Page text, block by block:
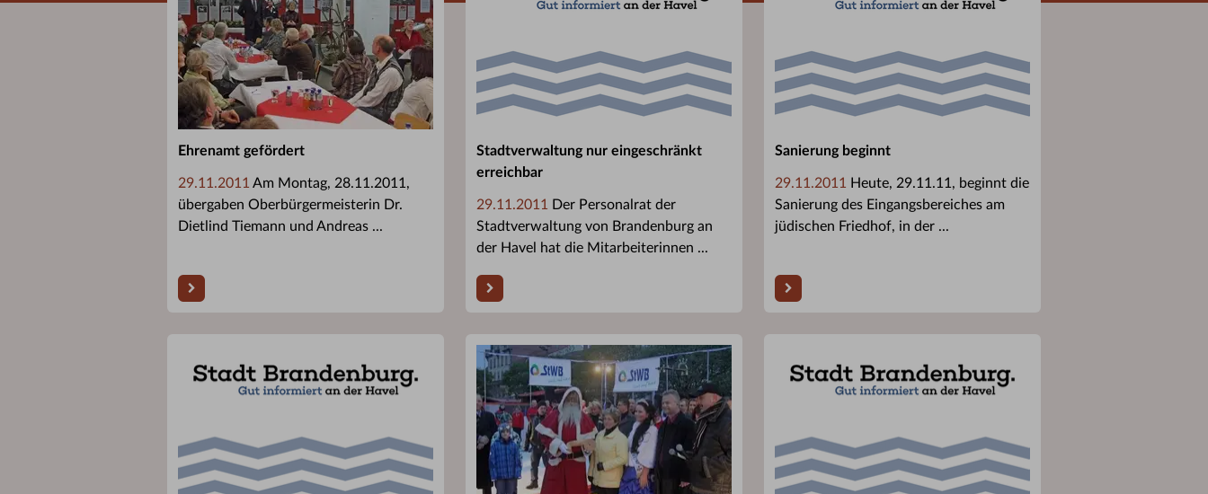
Ehrenamt gefördert
29.11.2011 Am Montag, 28.11.2011,
übergaben Oberbürgermeisterin Dr.
Dietlind Tiemann und Andreas ...
Stadtverwaltung nur eingeschränkt
erreichbar
29.11.2011 Der Personalrat der
Stadtverwaltung von Brandenburg an
der Havel hat die Mitarbeiterinnen ...
Sanierung beginnt
29.11.2011 Heute, 29.11.11, beginnt die
Sanierung des Eingangsbereiches am
jüdischen Friedhof, in der ...